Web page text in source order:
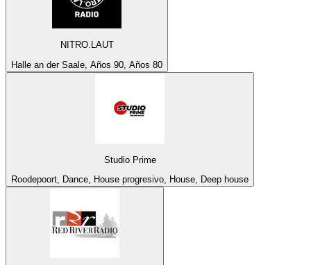
NITRO.LAUT
Halle an der Saale, Años 90, Años 80
Studio Prime
Roodepoort, Dance, House progresivo, House, Deep house